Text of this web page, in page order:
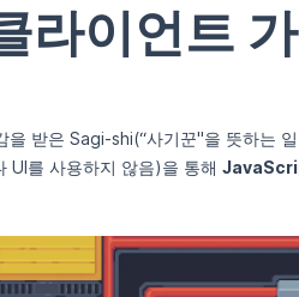
Deploy
READ
in 5 minutes.
이언트
을 받은 Sagi-shi(“사기꾼"을 뜻하는
UI를 사용하지 않음)을 통해